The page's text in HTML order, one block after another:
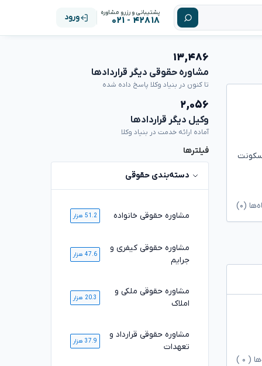
پشتیبانی و رزرو مشاوره
۴۲۸۱۸ - ۰۲۱ ورود
(۰)
( ۰
۱۳,۴۸۶
مشاوره حقوقی دیگر قراردادها
تا کنون در بنیاد وکلا پاسخ داده شده
۲,۰۵۶
وکیل دیگر قراردادها
آماده ارائه خدمت در بنیاد وکلا
فیلترها
دسته‌بندی حقوقی
مشاوره حقوقی خانواده 51.2 هزار
مشاوره حقوقی کیفری و
جرایم
47.6 هزار
مشاوره حقوقی ملکی و
املاک
20.3 هزار
مشاوره حقوقی قرارداد و
تعهدات
37.9 هزار